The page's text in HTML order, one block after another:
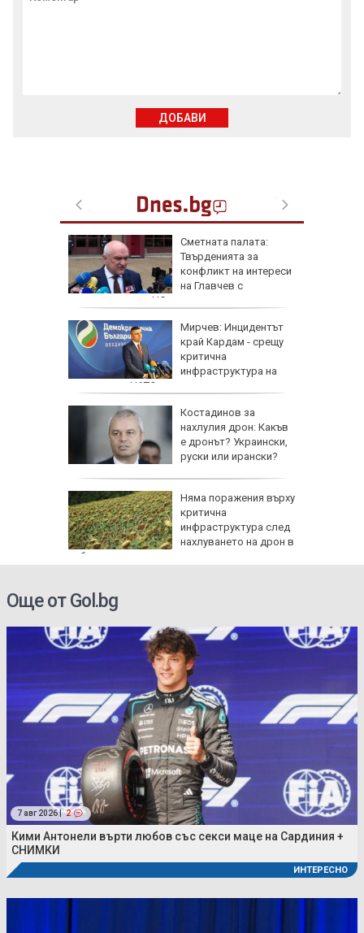
Сметната палата:
Твърденията за
конфликт на интереси
на Главчев с
възложените от НС одити са спекулативни
Мирчев: Инцидентът
край Кардам - срещу
критична
инфраструктура на
държава от НАТО
Костадинов за
нахлулия дрон: Какъв
е дронът? Украински,
руски или ирански?
Няма поражения върху
критична
инфраструктура след
нахлуването на дрон в
небето ни
ДОБАВИ
Още от Gol.bg
7 авг 2026 | 2
Кими Антонели върти любов със секси маце на Сардиния +
СНИМКИ
ИНТЕРЕСНО